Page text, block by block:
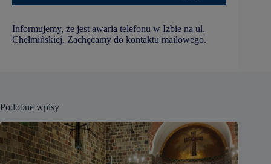
Informujemy, że jest awaria telefonu w Izbie na ul.
Chełmińskiej. Zachęcamy do kontaktu mailowego.
Podobne wpisy